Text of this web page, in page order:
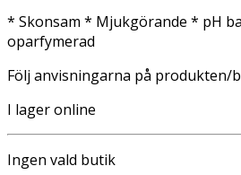
* Skonsam * Mjukgörande * pH
oparfymerad
Följ anvisningarna på produkten/
I lager online
Ingen vald butik